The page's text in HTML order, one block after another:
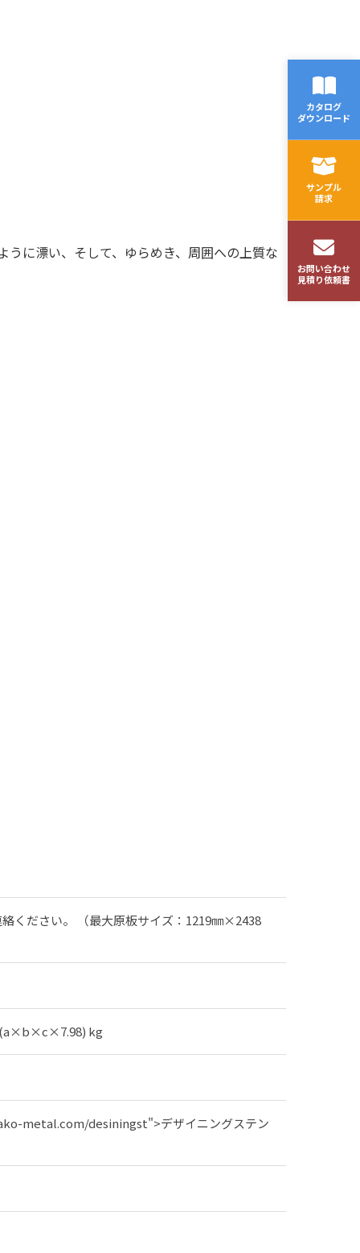
に漂い、そして、ゆらめき、周囲への上質な
ください。 （最大原板サイズ：1219㎜×2438
(a×b×c×7.98) kg
metal.com/desiningst">デザイニングステン
カタログ
ダウンロード
サンプル
請求
お問い合わせ
見積り依頼書